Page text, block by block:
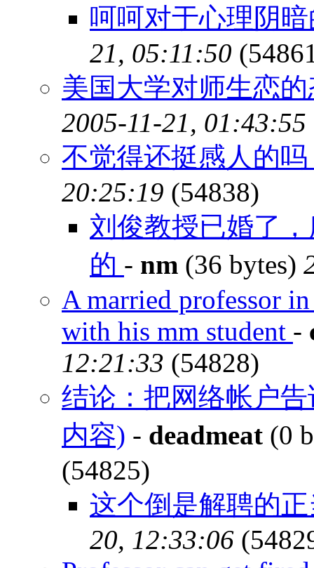
呵呵对于心理阴
21, 05:11:50
美国大学对师生恋
2005-11-21, 01:43:55
不觉得还挺感人的吗
20:25:19 (54838)
刘俊教授已婚了
的 - nm (36 bytes)
A married professor
with his mm student -
12:21:33 (54828)
结论：把网络帐户
内容) - deadmeat (0
(54825)
这个倒是解聘的
20, 12:33:06